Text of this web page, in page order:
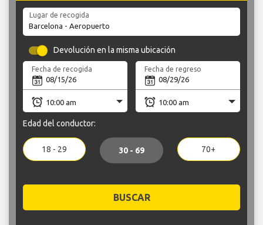
Lugar de recogida
Devolución en la misma ubicación
Fecha de recogida Fecha de regreso
Edad del conductor:
18 - 29 30 - 69 70+
BUSCAR